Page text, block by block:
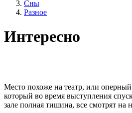
Сны
Разное
Интересно
Место похоже на театр, или
который во время выступления
зале полная тишина, все смотрят на